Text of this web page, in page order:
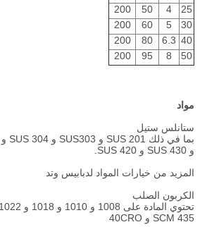
25
4
50
200
30
5
60
200
40
6.3
80
200
50
8
95
200
مواد
ستانلس ستيل
و SUS 430 و SUS 420.
المزيد من خيارات المواد لدبابيس وتد
الكربون الصلب
SCM 435 و 40CRO